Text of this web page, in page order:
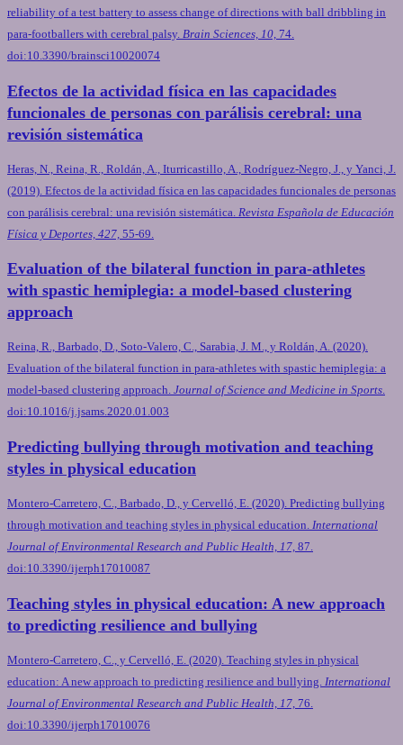
reliability of a test battery to assess change of directions with ball dribbling in
para-footballers with cerebral palsy. Brain Sciences, 10, 74.
doi:10.3390/brainsci10020074
Efectos de la actividad física en las capacidades
funcionales de personas con parálisis cerebral: una
revisión sistemática
Heras, N., Reina, R., Roldán, A., Iturricastillo, A., Rodríguez-Negro, J., y Yanci, J.
(2019). Efectos de la actividad física en las capacidades funcionales de personas
con parálisis cerebral: una revisión sistemática. Revista Española de Educación
Física y Deportes, 427, 55-69.
Evaluation of the bilateral function in para-athletes
with spastic hemiplegia: a model-based clustering
approach
Reina, R., Barbado, D., Soto-Valero, C., Sarabia, J. M., y Roldán, A. (2020).
Evaluation of the bilateral function in para-athletes with spastic hemiplegia: a
model-based clustering approach. Journal of Science and Medicine in Sports.
doi:10.1016/j.jsams.2020.01.003
Predicting bullying through motivation and teaching
styles in physical education
Montero-Carretero, C., Barbado, D., y Cervelló, E. (2020). Predicting bullying
through motivation and teaching styles in physical education. International
Journal of Environmental Research and Public Health, 17, 87.
doi:10.3390/ijerph17010087
Teaching styles in physical education: A new approach
to predicting resilience and bullying
Montero-Carretero, C., y Cervelló, E. (2020). Teaching styles in physical
education: A new approach to predicting resilience and bullying. International
Journal of Environmental Research and Public Health, 17, 76.
doi:10.3390/ijerph17010076